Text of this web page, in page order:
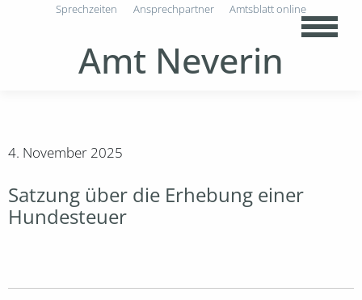
Amt Neverin
Sprechzeiten Ansprechpartner Amtsblatt online
4. November 2025
Satzung über die Erhebung einer
Hundesteuer